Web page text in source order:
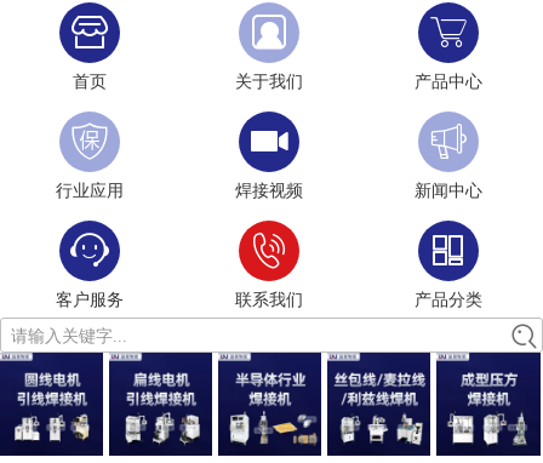
首页 关于我们 产品中心
行业应用 焊接视频 新闻中心
客户服务 联系我们
产品分类
请输入关键字...